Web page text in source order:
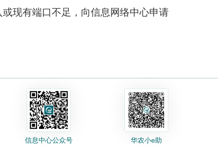
现有端口不足，向信息网络中心申请
信息中心公众号 华农小e助